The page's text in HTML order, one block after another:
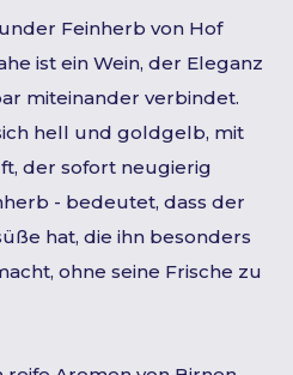
Feinherb von Hof
ist ein Wein, der Eleganz
miteinander verbindet.
hell und goldgelb, mit
der sofort neugierig
- bedeutet, dass der
hat, die ihn besonders
ohne seine Frische zu